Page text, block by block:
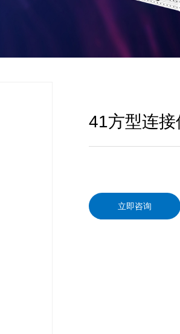
41方型连
立即咨询